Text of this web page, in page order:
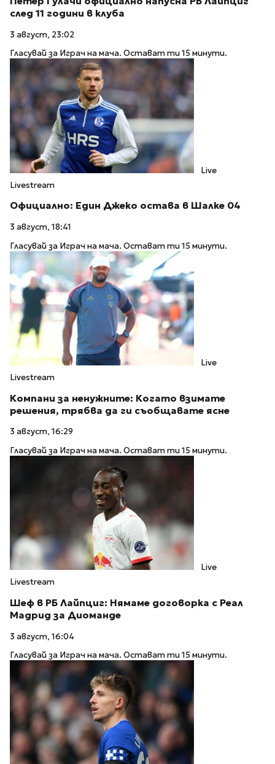
след 11 години в клуба
3 август, 23:02
Гласувай за Играч на мача. Остават ти 15 минути.
Live
Livestream
Официално: Един Джеко остава в Шалке 04
3 август, 18:41
Гласувай за Играч на мача. Остават ти 15 минути.
Live
Livestream
Компани за ненужните: Когато взимате
решения, трябва да ги съобщавате ясне
3 август, 16:29
Гласувай за Играч на мача. Остават ти 15 минути.
Live
Livestream
Шеф в РБ Лайпциг: Нямаме договорка с Реал
Мадрид за Диоманде
3 август, 16:04
Гласувай за Играч на мача. Остават ти 15 минути.